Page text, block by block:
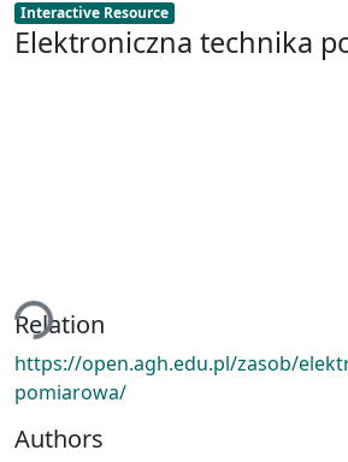
Help
Interactive Resource
Elektroniczna technika
Relation
https://open.agh.edu.pl/zasob/
pomiarowa/
Authors